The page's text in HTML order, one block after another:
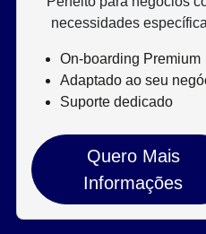
necessidades
On-boarding Premium
Adaptado ao seu
Suporte dedicado
Quero Mais
Informações